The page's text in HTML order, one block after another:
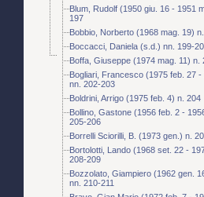
Blum, Rudolf (1950 giu. 16 - 1951
197
Bobbio, Norberto (1968 mag. 19)
Boccacci, Daniela (s.d.) nn. 199-
Boffa, Giuseppe (1974 mag. 11) n.
Bogliari, Francesco (1975 feb. 27 -
nn. 202-203
Boldrini, Arrigo (1975 feb. 4) n. 204
Bollino, Gastone (1956 feb. 2 -
205-206
Borrelli Sciorilli, B. (1973 gen.) n.
Bortolotti, Lando (1968 set. 22 -
208-209
Bozzolato, Giampiero (1962 gen.
nn. 210-211